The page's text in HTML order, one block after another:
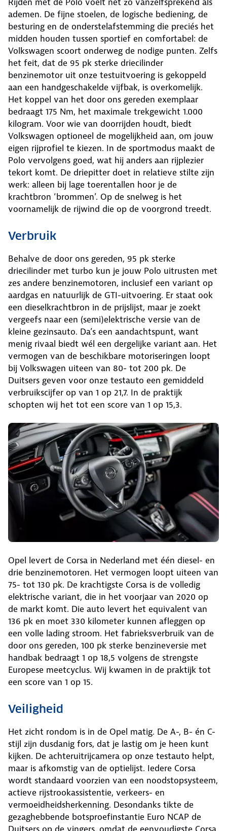
ademen. De fijne stoelen, de logische bediening, de
besturing en de onderstelafstemming die preciés het
midden houden tussen sportief en comfortabel: de
Volkswagen scoort onderweg de nodige punten. Zelfs
het feit, dat de 95 pk sterke driecilinder
benzinemotor uit onze testuitvoering is gekoppeld
aan een handgeschakelde vijfbak, is overkomelijk.
Het koppel van het door ons gereden exemplaar
bedraagt 175 Nm, het maximale trekgewicht 1.000
kilogram. Voor wie van doorrijden houdt, biedt
Volkswagen optioneel de mogelijkheid aan, om jouw
eigen rijprofiel te kiezen. In de sportmodus maakt de
Polo vervolgens goed, wat hij anders aan rijplezier
tekort komt. De driepitter doet in relatieve stilte zijn
werk: alleen bij lage toerentallen hoor je de
krachtbron ‘brommen’. Op de snelweg is het
voornamelijk de rijwind die op de voorgrond treedt.
Verbruik
Behalve de door ons gereden, 95 pk sterke
driecilinder met turbo kun je jouw Polo uitrusten met
zes andere benzinemotoren, inclusief een variant op
aardgas en natuurlijk de GTI-uitvoering. Er staat ook
een dieselkrachtbron in de prijslijst, maar je zoekt
vergeefs naar een (semi)elektrische versie van de
kleine gezinsauto. Da’s een aandachtspunt, want
menig rivaal biedt wél een dergelijke variant aan. Het
vermogen van de beschikbare motoriseringen loopt
bij Volkswagen uiteen van 80- tot 200 pk. De
Duitsers geven voor onze testauto een gemiddeld
verbruikscijfer op van 1 op 21,7. In de praktijk
schopten wij het tot een score van 1 op 15,3.
Opel levert de Corsa in Nederland met één diesel- en
drie benzinemotoren. Het vermogen loopt uiteen van
75- tot 130 pk. De krachtigste Corsa is de volledig
elektrische variant, die in het voorjaar van 2020 op
de markt komt. Die auto levert het equivalent van
136 pk en moet 330 kilometer kunnen afleggen op
een volle lading stroom. Het fabrieksverbruik van de
door ons gereden, 100 pk sterke benzineversie met
handbak bedraagt 1 op 18,5 volgens de strengste
Europese meetcyclus. Wij kwamen in de praktijk tot
een score van 1 op 15.
Veiligheid
Het zicht rondom is in de Opel matig. De A-, B- én C-
stijl zijn dusdanig fors, dat je lastig om je heen kunt
kijken. De achteruitrijcamera op onze testauto helpt,
maar is afkomstig van de optielijst. Iedere Corsa
wordt standaard voorzien van een noodstopsysteem,
actieve rijstrookassistentie, verkeers- en
vermoeidheidsherkenning. Desondanks tikte de
gezaghebbende botsproefinstantie Euro NCAP de